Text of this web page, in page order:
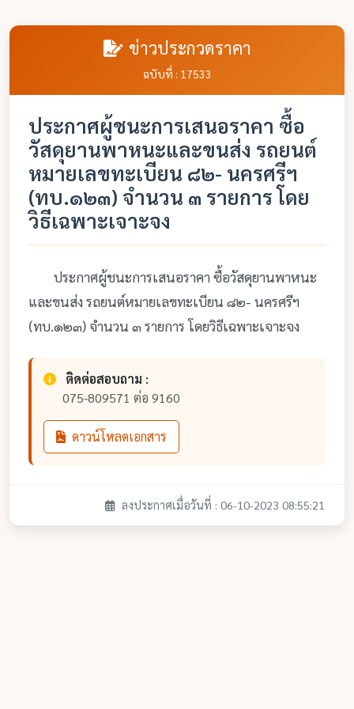
ข่าวประกวดราคา
ฉบับที่ : 17533
ประกาศผู้ชนะการเสนอราคา ซื้อ
วัสดุยานพาหนะและขนส่ง รถยนต์
หมายเลขทะเบียน ๘๒- นครศรีฯ
(ทบ.๑๒๓) จำนวน ๓ รายการ โดย
วิธีเฉพาะเจาะจง
ประกาศผู้ชนะการเสนอราคา ซื้อวัสดุยานพาหนะ
และขนส่ง รถยนต์หมายเลขทะเบียน ๘๒- นครศรีฯ
(ทบ.๑๒๓) จำนวน ๓ รายการ โดยวิธีเฉพาะเจาะจง
ติดต่อสอบถาม :
075-809571 ต่อ 9160
ดาวน์โหลดเอกสาร
ลงประกาศเมื่อวันที่ : 06-10-2023 08:55:21